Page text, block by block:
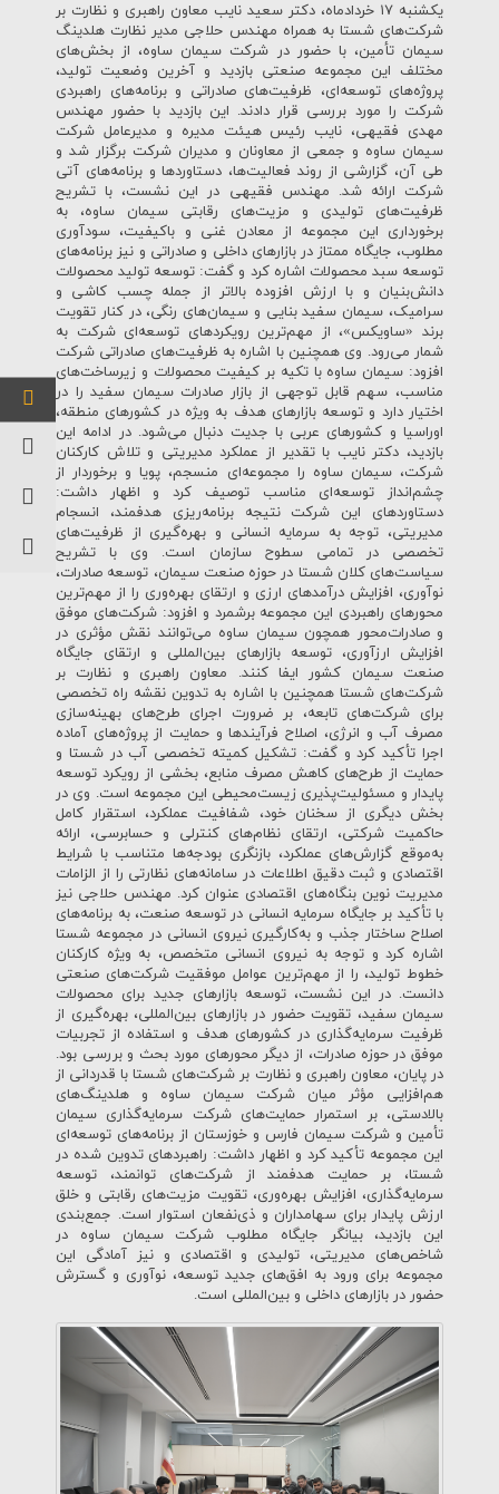
یکشنبه ۱۷ خردادماه، دکتر سعید نایب معاون راهبری و نظارت بر
شرکت‌های شستا به همراه مهندس حلاجی مدیر نظارت هلدینگ
سیمان تأمین، با حضور در شرکت سیمان ساوه، از بخش‌های
مختلف این مجموعه صنعتی بازدید و آخرین وضعیت تولید،
پروژه‌های توسعه‌ای، ظرفیت‌های صادراتی و برنامه‌های راهبردی
شرکت را مورد بررسی قرار دادند. این بازدید با حضور مهندس
مهدی فقیهی، نایب رئیس هیئت مدیره و مدیرعامل شرکت
سیمان ساوه و جمعی از معاونان و مدیران شرکت برگزار شد و
طی آن، گزارشی از روند فعالیت‌ها، دستاوردها و برنامه‌های آتی
شرکت ارائه شد. مهندس فقیهی در این نشست، با تشریح
ظرفیت‌های تولیدی و مزیت‌های رقابتی سیمان ساوه، به
برخورداری این مجموعه از معادن غنی و باکیفیت، سودآوری
مطلوب، جایگاه ممتاز در بازارهای داخلی و صادراتی و نیز برنامه‌های
توسعه سبد محصولات اشاره کرد و گفت: توسعه تولید محصولات
دانش‌بنیان و با ارزش افزوده بالاتر از جمله چسب کاشی و
سرامیک، سیمان سفید بنایی و سیمان‌های رنگی، در کنار تقویت
برند «ساویکس»، از مهم‌ترین رویکردهای توسعه‌ای شرکت به
شمار می‌رود. وی همچنین با اشاره به ظرفیت‌های صادراتی شرکت
افزود: سیمان ساوه با تکیه بر کیفیت محصولات و زیرساخت‌های
مناسب، سهم قابل توجهی از بازار صادرات سیمان سفید را در
اختیار دارد و توسعه بازارهای هدف به ویژه در کشورهای منطقه،
اوراسیا و کشورهای عربی با جدیت دنبال می‌شود. در ادامه این
بازدید، دکتر نایب با تقدیر از عملکرد مدیریتی و تلاش کارکنان
شرکت، سیمان ساوه را مجموعه‌ای منسجم، پویا و برخوردار از
چشم‌انداز توسعه‌ای مناسب توصیف کرد و اظهار داشت:
دستاوردهای این شرکت نتیجه برنامه‌ریزی هدفمند، انسجام
مدیریتی، توجه به سرمایه انسانی و بهره‌گیری از ظرفیت‌های
تخصصی در تمامی سطوح سازمان است. وی با تشریح
سیاست‌های کلان شستا در حوزه صنعت سیمان، توسعه صادرات،
نوآوری، افزایش درآمدهای ارزی و ارتقای بهره‌وری را از مهم‌ترین
محورهای راهبردی این مجموعه برشمرد و افزود: شرکت‌های موفق
و صادرات‌محور همچون سیمان ساوه می‌توانند نقش مؤثری در
افزایش ارزآوری، توسعه بازارهای بین‌المللی و ارتقای جایگاه
صنعت سیمان کشور ایفا کنند. معاون راهبری و نظارت بر
شرکت‌های شستا همچنین با اشاره به تدوین نقشه راه تخصصی
برای شرکت‌های تابعه، بر ضرورت اجرای طرح‌های بهینه‌سازی
مصرف آب و انرژی، اصلاح فرآیندها و حمایت از پروژه‌های آماده
اجرا تأکید کرد و گفت: تشکیل کمیته تخصصی آب در شستا و
حمایت از طرح‌های کاهش مصرف منابع، بخشی از رویکرد توسعه
پایدار و مسئولیت‌پذیری زیست‌محیطی این مجموعه است. وی در
بخش دیگری از سخنان خود، شفافیت عملکرد، استقرار کامل
حاکمیت شرکتی، ارتقای نظام‌های کنترلی و حسابرسی، ارائه
به‌موقع گزارش‌های عملکرد، بازنگری بودجه‌ها متناسب با شرایط
اقتصادی و ثبت دقیق اطلاعات در سامانه‌های نظارتی را از الزامات
مدیریت نوین بنگاه‌های اقتصادی عنوان کرد. مهندس حلاجی نیز
با تأکید بر جایگاه سرمایه انسانی در توسعه صنعت، به برنامه‌های
اصلاح ساختار جذب و به‌کارگیری نیروی انسانی در مجموعه شستا
اشاره کرد و توجه به نیروی انسانی متخصص، به ویژه کارکنان
خطوط تولید، را از مهم‌ترین عوامل موفقیت شرکت‌های صنعتی
دانست. در این نشست، توسعه بازارهای جدید برای محصولات
سیمان سفید، تقویت حضور در بازارهای بین‌المللی، بهره‌گیری از
ظرفیت سرمایه‌گذاری در کشورهای هدف و استفاده از تجربیات
موفق در حوزه صادرات، از دیگر محورهای مورد بحث و بررسی بود.
در پایان، معاون راهبری و نظارت بر شرکت‌های شستا با قدردانی از
هم‌افزایی مؤثر میان شرکت سیمان ساوه و هلدینگ‌های
بالادستی، بر استمرار حمایت‌های شرکت سرمایه‌گذاری سیمان
تأمین و شرکت سیمان فارس و خوزستان از برنامه‌های توسعه‌ای
این مجموعه تأکید کرد و اظهار داشت: راهبردهای تدوین شده در
شستا، بر حمایت هدفمند از شرکت‌های توانمند، توسعه
سرمایه‌گذاری، افزایش بهره‌وری، تقویت مزیت‌های رقابتی و خلق
ارزش پایدار برای سهامداران و ذی‌نفعان استوار است. جمع‌بندی
این بازدید، بیانگر جایگاه مطلوب شرکت سیمان ساوه در
شاخص‌های مدیریتی، تولیدی و اقتصادی و نیز آمادگی این
مجموعه برای ورود به افق‌های جدید توسعه، نوآوری و گسترش
حضور در بازارهای داخلی و بین‌المللی است.